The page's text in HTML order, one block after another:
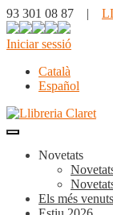
93 301 08 87 |
Iniciar sessió
Català
Español
Novetats
Els més venuts